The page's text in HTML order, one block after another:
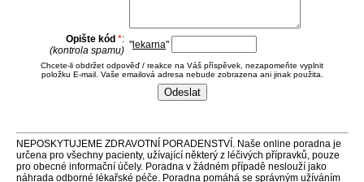
Opište kód *:
(kontrola spamu) " lekarna"
Chcete-li obdržet odpověď / reakce na Váš příspěvek, nezapomeňte vyplnit
položku E-mail. Vaše emailová adresa nebude zobrazena ani jinak použita.
NEPOSKYTUJEME ZDRAVOTNÍ PORADENSTVÍ. Naše online poradna je
určena pro všechny pacienty, užívající některý z léčivých přípravků, pouze
pro obecné informační účely. Poradna v žádném případě neslouží jako
náhrada odborné lékařské péče. Poradna pomáhá se správným užíváním